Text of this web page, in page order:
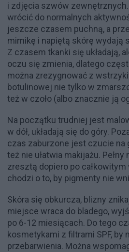
i zdjęcia szwów
wrócić do normalnych
jeszcze czasem puchną, a
mimikę i napiętą skórę wydają
Z czasem tkanki się układają,
oczu się zmienia, dlatego
można zrezygnować z
botulinowej nie tylko w
też w czoło (albo znacznie ją
Na początku trudniej jest
w dół, układają się do góry.
czas zaburzone jest czucie na
też nie ułatwia makijażu. Pełny
zresztą dopiero po całkowitym
chodzi o to, by pigmenty nie
Skóra się obkurcza, blizny
miejsce wraca do bladego,
po 6-12 miesiącach. Do tego
kosmetykami z filtrami SPF, by
przebarwienia. Można